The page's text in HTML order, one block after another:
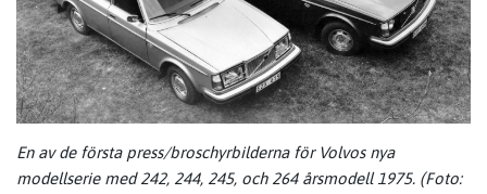
En av de första press/broschyrbilderna för Volvos nya
modellserie med 242, 244, 245, och 264 årsmodell 1975. (Foto: